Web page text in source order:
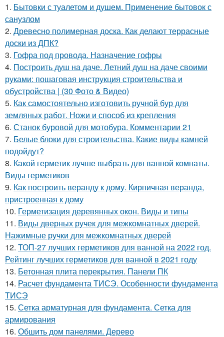
1. Бытовки с туалетом и душем. Применение бытовок с
санузлом
2. Древесно полимерная доска. Как делают террасные
доски из ДПК?
3. Гофра под провода. Назначение гофры
4. Построить душ на даче. Летний душ на даче своими
руками: пошаговая инструкция строительства и
обустройства | (30 Фото & Видео)
5. Как самостоятельно изготовить ручной бур для
земляных работ. Ножи и способ из крепления
6. Станок буровой для мотобура. Комментарии 21
7. Белые блоки для строительства. Какие виды камней
подойдут?
8. Какой герметик лучше выбрать для ванной комнаты.
Виды герметиков
9. Как построить веранду к дому. Кирпичная веранда,
пристроенная к дому
10. Герметизация деревянных окон. Виды и типы
11. Виды дверных ручек для межкомнатных дверей.
Нажимные ручки для межкомнатных дверей
12. ТОП-27 лучших герметиков для ванной на 2022 год.
Рейтинг лучших герметиков для ванной в 2021 году
13. Бетонная плита перекрытия. Панели ПК
14. Расчет фундамента ТИСЭ. Особенности фундамента
ТИСЭ
15. Сетка арматурная для фундамента. Сетка для
армирования
16. Обшить дом панелями. Дерево